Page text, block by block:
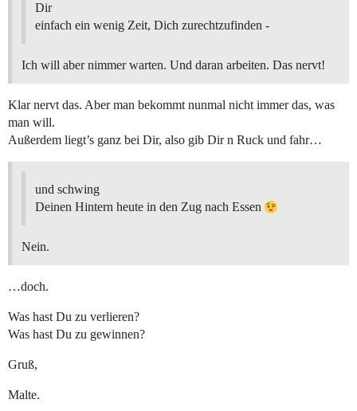
Dir
einfach ein wenig Zeit, Dich zurechtzufinden -
Ich will aber nimmer warten. Und daran arbeiten. Das nervt!
Klar nervt das. Aber man bekommt nunmal nicht immer das, was
man will.
Außerdem liegt’s ganz bei Dir, also gib Dir n Ruck und fahr…
und schwing
Deinen Hintern heute in den Zug nach Essen
Nein.
…doch.
Was hast Du zu verlieren?
Was hast Du zu gewinnen?
Gruß,
Malte.